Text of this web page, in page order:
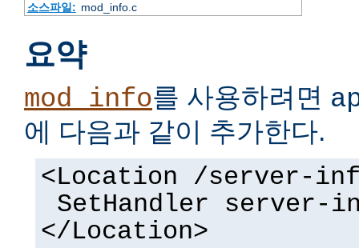
소스파일: mod_info.c
요약
mod_info를 사용하려면
에 다음과 같이 추가한다.
<Location /server-
SetHandler server-
</Location>